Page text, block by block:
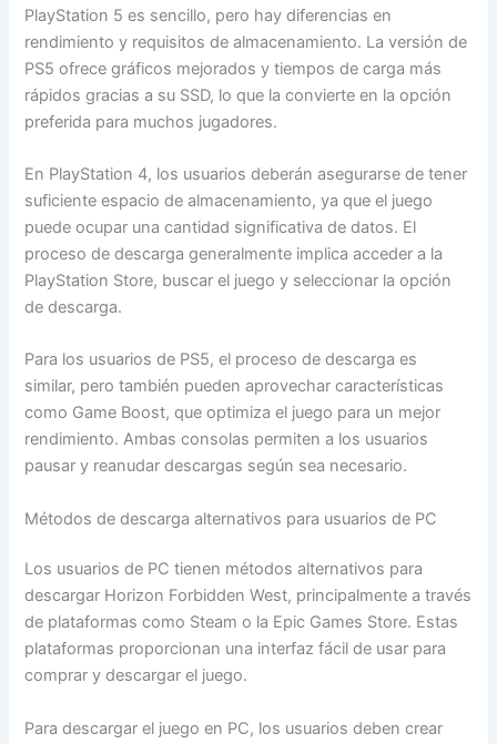
PlayStation 5 es sencillo, pero hay diferencias en
rendimiento y requisitos de almacenamiento. La versión de
PS5 ofrece gráficos mejorados y tiempos de carga más
rápidos gracias a su SSD, lo que la convierte en la opción
preferida para muchos jugadores.
En PlayStation 4, los usuarios deberán asegurarse de tener
suficiente espacio de almacenamiento, ya que el juego
puede ocupar una cantidad significativa de datos. El
proceso de descarga generalmente implica acceder a la
PlayStation Store, buscar el juego y seleccionar la opción
de descarga.
Para los usuarios de PS5, el proceso de descarga es
similar, pero también pueden aprovechar características
como Game Boost, que optimiza el juego para un mejor
rendimiento. Ambas consolas permiten a los usuarios
pausar y reanudar descargas según sea necesario.
Métodos de descarga alternativos para usuarios de PC
Los usuarios de PC tienen métodos alternativos para
descargar Horizon Forbidden West, principalmente a través
de plataformas como Steam o la Epic Games Store. Estas
plataformas proporcionan una interfaz fácil de usar para
comprar y descargar el juego.
Para descargar el juego en PC, los usuarios deben crear